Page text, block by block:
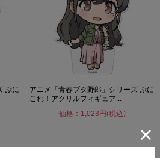
ぷに
アニメ「青春ブタ野郎」シリーズ ぷに
これ！アクリルフィギュア...
価格：1,023円(税込)